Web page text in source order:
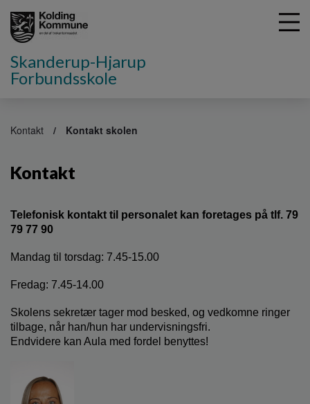
Skanderup-Hjarup
Forbundsskole
Kontakt Kontakt skolen
Kontakt
Telefonisk kontakt til personalet kan foretages på tlf. 79
79 77 90
Mandag til torsdag: 7.45-15.00
Fredag: 7.45-14.00
Skolens sekretær tager mod besked, og vedkomne ringer
tilbage, når han/hun har undervisningsfri.
Endvidere kan Aula med fordel benyttes!